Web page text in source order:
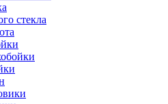
стекла